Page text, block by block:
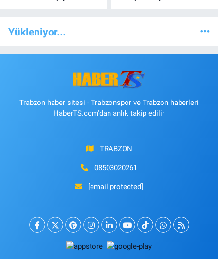
Yükleniyor...
Trabzon haber sitesi - Trabzonspor ve Trabzon haberleri
HaberTS.com'dan anlık takip edilir
TRABZON
08503020261
[email protected]